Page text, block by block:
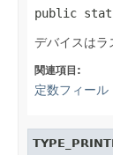
public static
デバイスはラ
関連項目:
定数フィール